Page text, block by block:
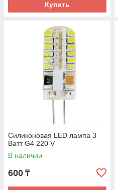
Купить
Силиконовая LED лампа 3
Ватт G4 220 V
В наличии
600 ₸